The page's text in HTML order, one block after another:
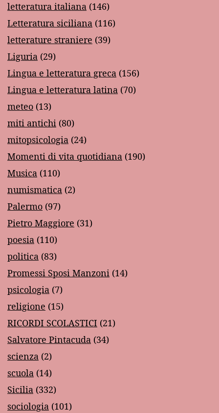
letteratura italiana (146)
Letteratura siciliana (116)
letterature straniere (39)
Liguria (29)
Lingua e letteratura greca (156)
Lingua e letteratura latina (70)
meteo (13)
miti antichi (80)
mitopsicologia (24)
Momenti di vita quotidiana (190)
Musica (110)
numismatica (2)
Palermo (97)
Pietro Maggiore (31)
poesia (110)
politica (83)
Promessi Sposi Manzoni (14)
psicologia (7)
religione (15)
RICORDI SCOLASTICI (21)
Salvatore Pintacuda (34)
scienza (2)
scuola (14)
Sicilia (332)
sociologia (101)